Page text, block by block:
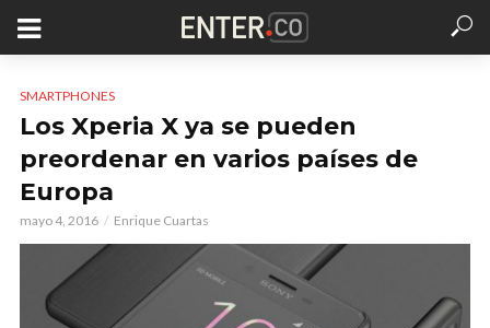
SMARTPHONES
Los Xperia X ya se pueden
preordenar en varios países de
Europa
mayo 4, 2016 Enrique Cuartas